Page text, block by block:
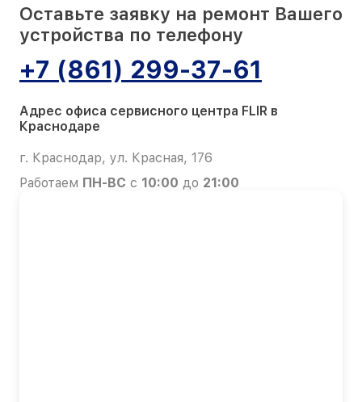
Оставьте заявку на ремонт Вашего
устройства по телефону
+7 (861) 299-37-61
Адрес офиса сервисного центра FLIR в
Краснодаре
г. Краснодар, ул. Красная, 176
Работаем ПН-ВС с 10:00 до 21:00